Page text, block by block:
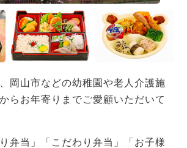
岡山市などの幼稚園や老人介護施
らお年寄りまでご愛顧いただいて
弁当」「こだわり弁当」「お子様